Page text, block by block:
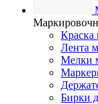
Краска
Лента
Мелки
Бирки